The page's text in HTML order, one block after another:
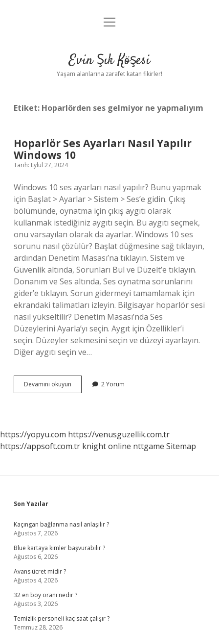
Anasayfa
Yasal Uyarı
menüyü
Evin Şık Köşesi
Yaşam alanlarına zarafet katan fikirler!
Etiket: Hoparlörden ses gelmiyor ne yapmalıyım
Hoparlör Ses Ayarları Nasıl Yapılır
Windows 10
Tarih: Eylül 27, 2024
Windows 10 ses ayarları nasıl yapılır? Bunu yapmak
için Başlat > Ayarlar > Sistem > Ses’e gidin. Çıkış
bölümünde, oynatma için çıkış aygıtı olarak
kullanmak istediğiniz aygıtı seçin. Bu aygıtı seçmek,
onu varsayılan olarak da ayarlar. Windows 10 ses
sorunu nasıl çözülür? Başlat düğmesine sağ tıklayın,
ardından Denetim Masası’na tıklayın. Sistem ve
Güvenlik altında, Sorunları Bul ve Düzelt’e tıklayın.
Donanım ve Ses altında, Ses oynatma sorunlarını
gider’e tıklayın. Sorun gidermeyi tamamlamak için
ekrandaki talimatları izleyin. Bilgisayar hoparlör sesi
nasıl yükseltilir? Denetim Masası’nda Ses
Düzeylerini Ayarla’yı seçin. Aygıt için Özellikler’i
seçin. Düzeyler sekmesini seçin ve düzeyi ayarlayın.
Diğer aygıtı seçin ve…
Devamını okuyun Hoparlör
Ses
10
2 Yorum
https://yopyu.com https://venusguzellik.com.tr
https://appsoft.com.tr knight online nttgame Sitemap
Sidebar
Son Yazılar
Kaçıngan bağlanma nasıl anlaşılır ?
Ağustos 7, 2026
Blue kartaya kimler başvurabilir ?
Ağustos 6, 2026
Avans ücret midir ?
Ağustos 4, 2026
32 en boy oranı nedir ?
Ağustos 3, 2026
Temizlik personeli kaç saat çalışır ?
Temmuz 28, 2026